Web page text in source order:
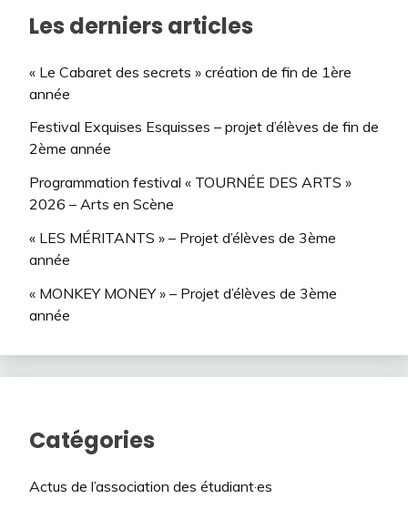
Les derniers articles
« Le Cabaret des secrets » création de fin de 1ère
année
Festival Exquises Esquisses – projet d’élèves de fin de
2ème année
Programmation festival « TOURNÉE DES ARTS »
2026 – Arts en Scène
« LES MÉRITANTS » – Projet d’élèves de 3ème
année
« MONKEY MONEY » – Projet d’élèves de 3ème
année
Catégories
Actus de l’association des étudiant·es